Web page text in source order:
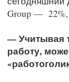
Group —
— Учитывая
работу,